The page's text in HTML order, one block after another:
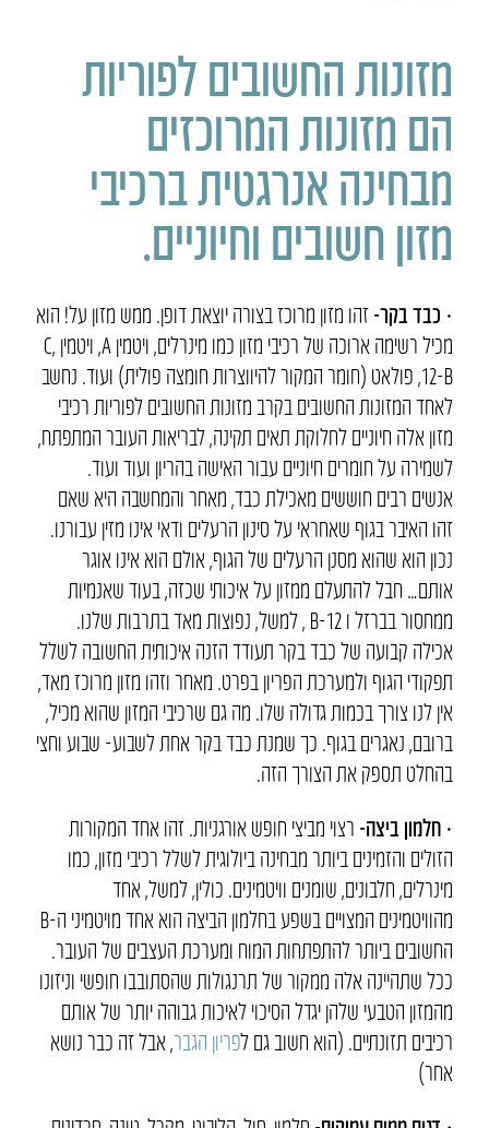
מזונות החשובים לפוריות
הם מזונות המרוכזים
מבחינה אנרגטית ברכיבי
מזון חשובים וחיוניים.
• כבד בקר-זהו מזון מרוכז בצורה יוצאת דופן. ממש מזון על! הוא
מכיל רשימה ארוכה של רכיבי מזון כמו מינרלים, ויטמין A, ויטמין C,
12-B, פולאט (חומר המקור להיווצרות חומצה פולית) ועוד. נחשב
לאחד המזונות החשובים בקרב מזונות החשובים לפוריות רכיבי
מזון אלה חיוניים לחלוקת תאים תקינה, לבריאות העובר המתפתח,
לשמירה על חומרים חיוניים עבור האישה בהריון ועוד ועוד.
אנשים רבים חוששים מאכילת כבד, מאחר והמחשבה היא שאם
זהו האיבר בגוף שאחראי על סינון הרעלים ודאי אינו מזין עבורנו.
נכון הוא שהוא מסנן הרעלים של הגוף, אולם הוא אינו אוגר
אותם… חבל להתעלם ממזון על איכותי שכזה, בעוד שאנמיות
ממחסור בברזל ו 12-B , למשל, נפוצות מאד בתרבות שלנו.
אכילה קבועה של כבד בקר תעודד הזנה איכותית החשובה לשלל
תפקודי הגוף ולמערכת הפריון בפרט. מאחר וזהו מזון מרוכז מאד,
אין לנו צורך בכמות גדולה שלו. מה גם שרכיבי המזון שהוא מכיל,
ברובם, נאגרים בגוף. כך שמנת כבד בקר אחת לשבוע- שבוע וחצי
בהחלט תספק את הצורך הזה.
• חלמון ביצה- רצוי מביצי חופש אורגניות. זהו אחד המקורות
הזולים והזמינים ביותר מבחינה ביולוגית לשלל רכיבי מזון, כמו
מינרלים, חלבונים, שומנים וויטמינים. כולין, למשל, אחד
מהוויטמינים המצויים בשפע בחלמון הביצה הוא אחד מויטמיני ה-B
החשובים ביותר להתפתחות המוח ומערכת העצבים של העובר.
ככל שתהיינה אלה ממקור של תרנגולות שהסתובבו חופשי וניזונו
מהמזון הטבעי שלהן יגדל הסיכוי לאיכות גבוהה יותר של אותם
רכיבים תזונתיים. (הוא חשוב גם לפריון הגבר, אבל זה כבר נושא
אחר)